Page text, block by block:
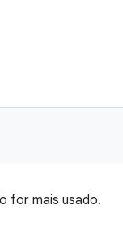
for mais usado.